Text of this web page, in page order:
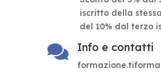
iscritto della
del 10% dal terzo
 Info e contatti